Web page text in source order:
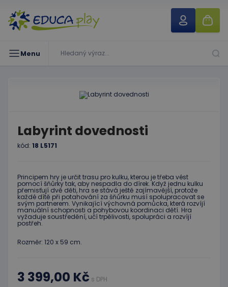
Menu
Labyrint dovednosti
kód: 18 L5171
Principem hry je určit trasu pro kulku, kterou je třeba vést
pomocí šňůrky tak, aby nespadla do dírek. Když jednu kulku
přemisťují dvě děti, hra se stává ještě zajímavější, protože
každé dítě při potahování za šňůrku musí spolupracovat se
svým partnerem. Vynikající výchovná pomůcka, která rozvíjí
manuální schopnosti a pohybovou koordinaci dětí. Hra
vyžaduje soustředění, učí trpělivosti, spolupráci a rozvíjí
postřeh.
Rozměr: 120 x 59 cm.
3 399,00 Kč s DPH